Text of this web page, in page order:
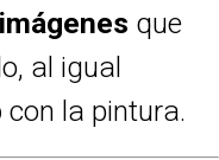
que
al igual
con la pintura.